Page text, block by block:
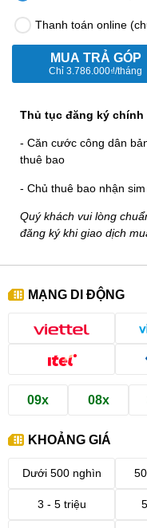
Thanh toán online
MUA TRẢ GÓP
Chỉ 3.786.000₫/tháng
Thủ tục đăng ký chính
- Căn cước công dân
thuê bao
- Chủ thuê bao nhận
Quý khách vui lòng
đăng ký khi giao dịch
MẠNG DI ĐỘNG
09x 08x
KHOẢNG GIÁ
Dưới 500 nghìn
3 - 5 triệu